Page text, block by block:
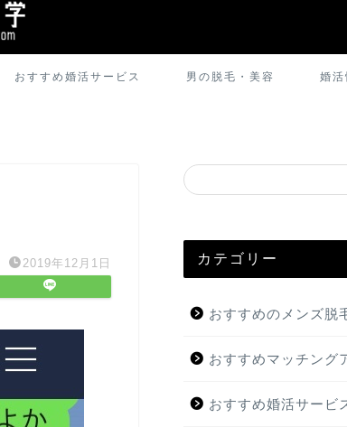
おすすめ婚活サービス 男の脱毛・美容 婚活
2019年12月1日 カテゴリー
おすすめのメンズ脱
おすすめマッチング
おすすめ婚活サービ